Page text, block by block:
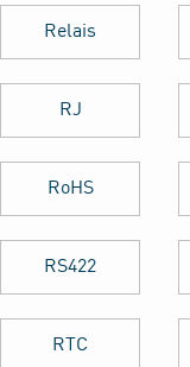
Relais
RJ
RoHS
RS422
RTC